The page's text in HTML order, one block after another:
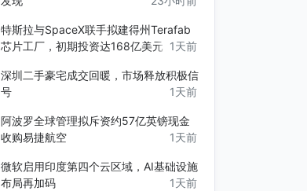
1天前
特斯拉与SpaceX联手拟建得州Terafab
芯片工厂，初期投资达168亿美元
1天前
深圳二手豪宅成交回暖，市场释放积极信
号
1天前
阿波罗全球管理拟斥资约57亿英镑现金
收购易捷航空
1天前
微软启用印度第四个云区域，AI基础设施
布局再加码